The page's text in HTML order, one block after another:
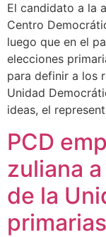
El candidato a la
Centro
luego que en el
elecciones
para definir a los
Unidad
ideas, el
PCD
zuliana
de la
primarias